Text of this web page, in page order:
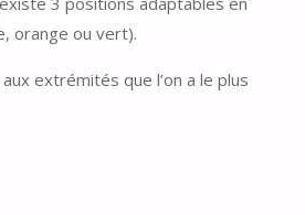
orange ou vert).
extrémités que l’on a le plus